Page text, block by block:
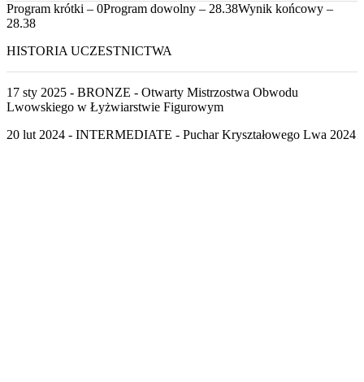
Program krótki – 0Program dowolny – 28.38Wynik końcowy –
28.38
HISTORIA UCZESTNICTWA
17 sty 2025 - BRONZE - Otwarty Mistrzostwa Obwodu
Lwowskiego w Łyżwiarstwie Figurowym
20 lut 2024 - INTERMEDIATE - Puchar Kryształowego Lwa 2024